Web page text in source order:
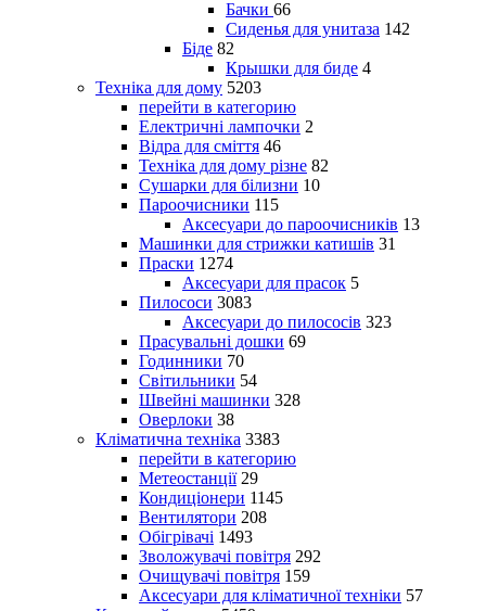
Бачки 66
Сиденья для унитаза 142
Біде 82
Крышки для биде 4
Техніка для дому 5203
перейти в категорию
Електричні лампочки 2
Відра для сміття 46
Техніка для дому різне 82
Сушарки для білизни 10
Пароочисники 115
Аксесуари до пароочисників 13
Машинки для стрижки катишів 31
Праски 1274
Аксесуари для прасок 5
Пилососи 3083
Аксесуари до пилососів 323
Прасувальні дошки 69
Годинники 70
Світильники 54
Швейні машинки 328
Оверлоки 38
Кліматична техніка 3383
перейти в категорию
Метеостанції 29
Кондиціонери 1145
Вентилятори 208
Обігрівачі 1493
Зволожувачі повітря 292
Очищувачі повітря 159
Аксесуари для кліматичної техніки 57